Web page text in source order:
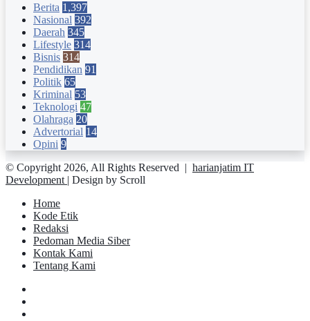
Berita 1,397
Nasional 392
Daerah 345
Lifestyle 314
Bisnis 314
Pendidikan 91
Politik 65
Kriminal 53
Teknologi 47
Olahraga 20
Advertorial 14
Opini 9
© Copyright 2026, All Rights Reserved | harianjatim IT
Development | Design by Scroll
Home
Kode Etik
Redaksi
Pedoman Media Siber
Kontak Kami
Tentang Kami